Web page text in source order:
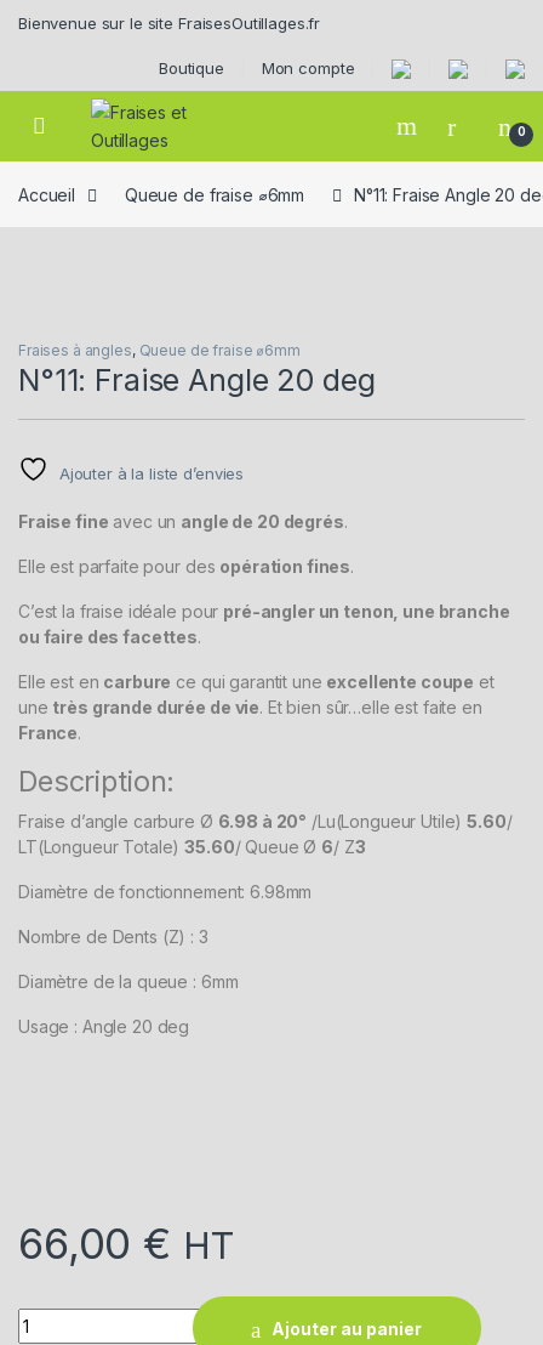
Bienvenue sur le site FraisesOutillages.fr
Boutique Mon compte
0
Accueil Queue de fraise ⌀6mm N°11: Fraise Angle 20
Fraises à angles, Queue de fraise ⌀6mm
N°11: Fraise Angle 20 deg
Ajouter à la liste d’envies
Fraise fine avec un angle de 20 degrés.
Elle est parfaite pour des opération fines.
C’est la fraise idéale pour pré-angler un tenon, une branche
ou faire des facettes.
Elle est en carbure ce qui garantit une excellente coupe et
une très grande durée de vie. Et bien sûr…elle est faite en
France.
Description:
Fraise d’angle carbure Ø 6.98 à 20° /Lu(Longueur Utile)5.60/
LT(Longueur Totale)35.60/ Queue Ø 6/ Z3
Diamètre de fonctionnement: 6.98mm
Nombre de Dents (Z) : 3
Diamètre de la queue : 6mm
Usage : Angle 20 deg
66,00 € HT
Quantity
Ajouter au panier